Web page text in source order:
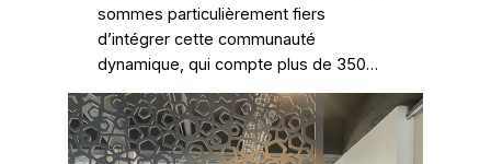
sommes particulièrement fiers
d’intégrer cette communauté
dynamique, qui compte plus de 350…